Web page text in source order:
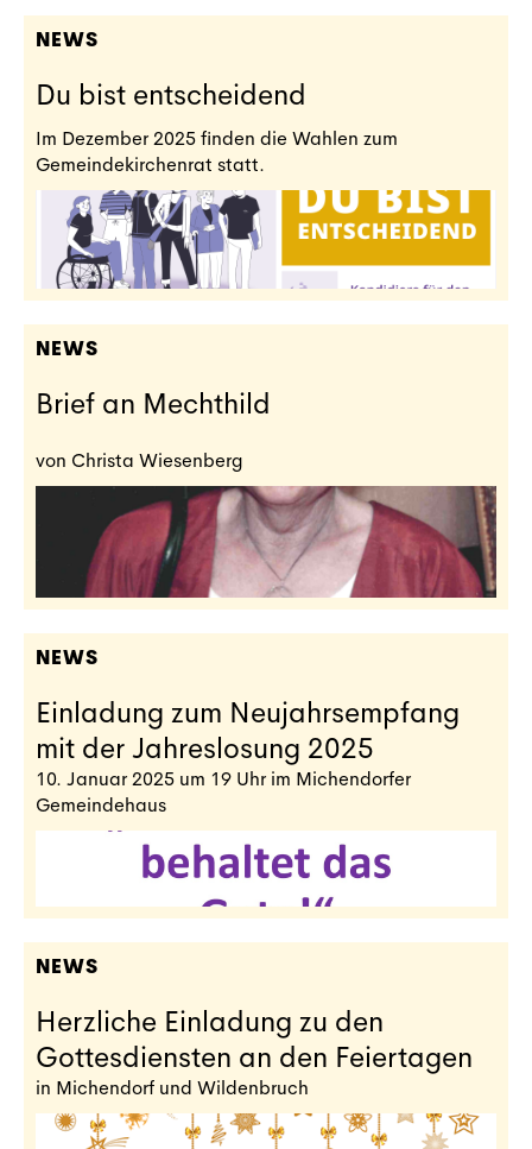
NEWS
Du bist entscheidend
Im Dezember 2025 finden die Wahlen zum
Gemeindekirchenrat statt.
NEWS
Brief an Mechthild
von Christa Wiesenberg
NEWS
Einladung zum Neujahrsempfang
mit der Jahreslosung 2025
10. Januar 2025 um 19 Uhr im Michendorfer
Gemeindehaus
NEWS
Herzliche Einladung zu den
Gottesdiensten an den Feiertagen
in Michendorf und Wildenbruch